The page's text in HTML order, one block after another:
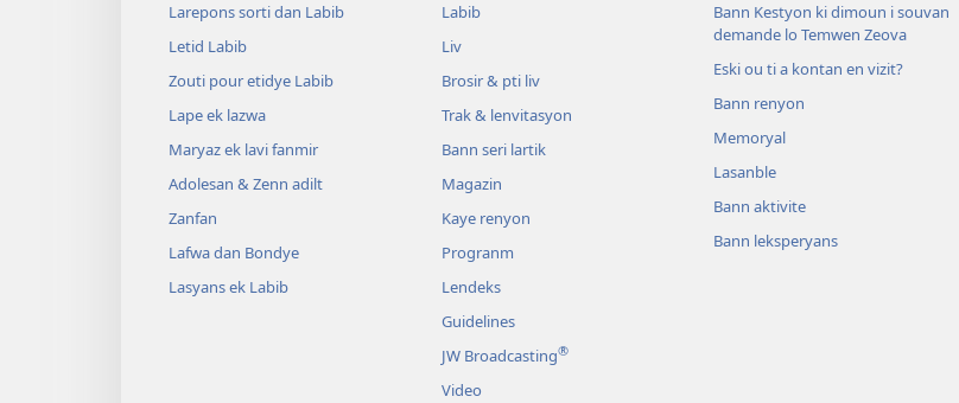
Larepons sorti dan Labib
Letid Labib
Zouti pour etidye Labib
Lape ek lazwa
Maryaz ek lavi fanmir
Adolesan & Zenn adilt
Zanfan
Lafwa dan Bondye
Lasyans ek Labib
Labib
Liv
Brosir & pti liv
Trak & lenvitasyon
Bann seri lartik
Magazin
Kaye renyon
Progranm
Lendeks
Guidelines
JW Broadcasting®
Video
Bann Kestyon ki dimoun i souvan
demande lo Temwen Zeova
Eski ou ti a kontan en vizit?
Bann renyon
Memoryal
Lasanble
Bann aktivite
Bann leksperyans